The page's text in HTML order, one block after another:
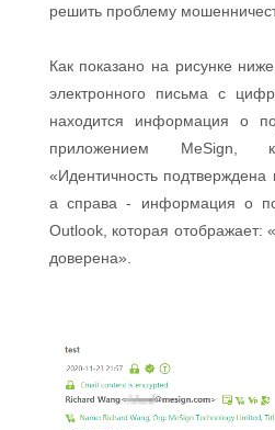
решить проблему
Как показано на рисунке
электронного письма с
находится информация о
приложением MeSign,
«Идентичность подтверждена
а справа - информация о
Outlook, которая отображает:
доверена».